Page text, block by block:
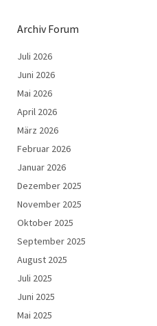
Archiv Forum
Juli 2026
Juni 2026
Mai 2026
April 2026
März 2026
Februar 2026
Januar 2026
Dezember 2025
November 2025
Oktober 2025
September 2025
August 2025
Juli 2025
Juni 2025
Mai 2025